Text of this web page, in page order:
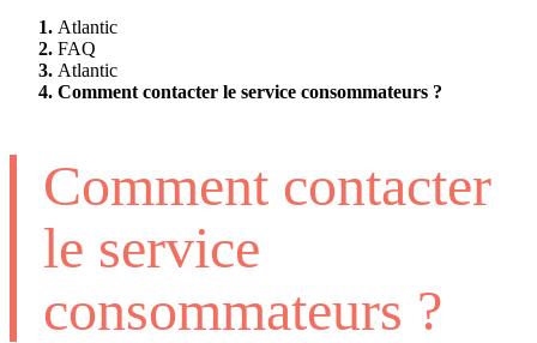
Atlantic
FAQ
Atlantic
Comment contacter le service consommateurs ?
Comment contacter
le service
consommateurs ?